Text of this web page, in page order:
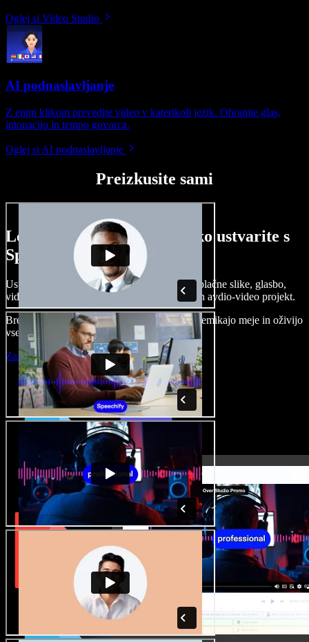
Oglej si Video Studio
AI podnaslavljanje
Z enim klikom prevedite video v katerikoli jezik. Ohranite glas,
intonacijo in tempo govorca.
Oglej si AI podnaslavljanje
Preizkusite sami
Le nekaj primerov, kaj lahko ustvarite s
Speechify Studio.
Ustvarjajte govorne posnetke, dodajajte brezplačne slike, glasbo,
videe, klonirajte svoj glas in pripravite celoten avdio-video projekt.
Brez učenja in kar iz brskalnika ustvarjalci premikajo meje in oživijo
vse ideje.
Zaženi Studio